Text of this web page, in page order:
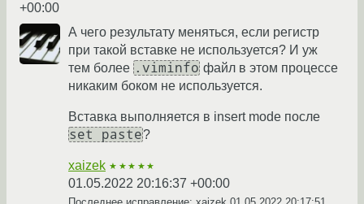
+00:00
А чего результату меняться, если регистр
при такой вставке не используется? И уж
тем более .viminfo файл в этом процессе
никаким боком не используется.
Вставка выполняется в insert mode после
set paste?
xaizek ★★★★★
01.05.2022 20:16:37 +00:00